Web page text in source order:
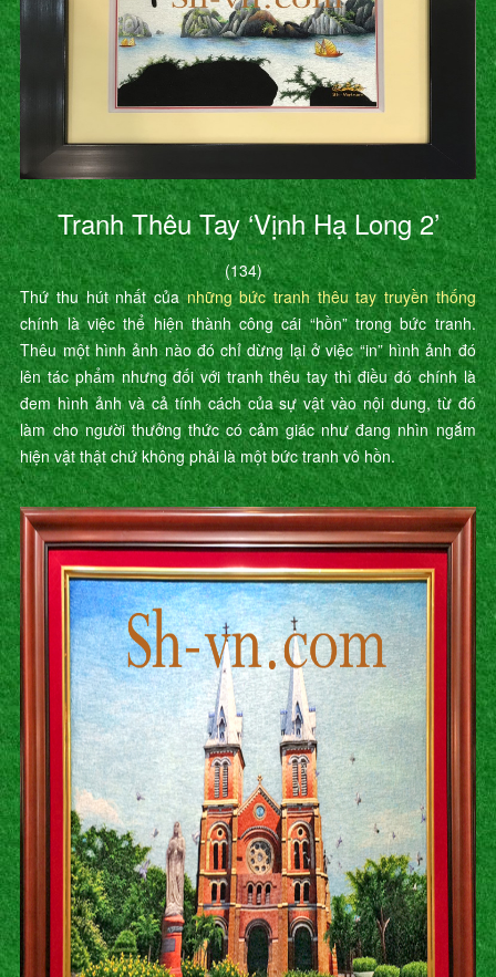
Tranh Thêu Tay ‘Vịnh Hạ Long 2’
(134)
Thứ thu hút nhất củanhững bức tranh thêu tay truyền thống
chính là việc thể hiện thành công cái “hồn” trong bức tranh.
Thêu một hình ảnh nào đó chỉ dừng lại ở việc “in” hình ảnh đó
lên tác phẩm nhưng đối với tranh thêu tay thì điều đó chính là
đem hình ảnh và cả tính cách của sự vật vào nội dung, từ đó
làm cho người thưởng thức có cảm giác như đang nhìn ngắm
hiện vật thật chứ không phải là một bức tranh vô hồn.